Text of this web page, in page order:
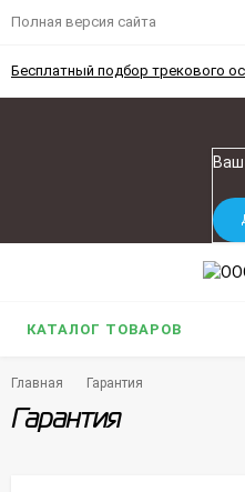
Полная версия сайта
Бесплатный подбор трекового
Ваш
КАТАЛОГ ТОВАРОВ
Главная Гарантия
Гарантия